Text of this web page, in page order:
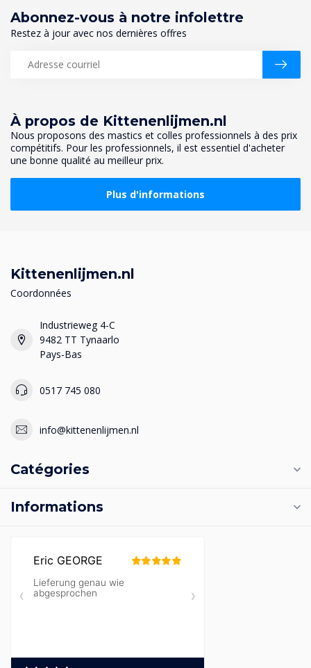
À propos de Kittenenlijmen.nl
Nous proposons des mastics et colles professionnels à des prix
compétitifs. Pour les professionnels, il est essentiel d'acheter
une bonne qualité au meilleur prix.
Plus d'informations
Abonnez-vous à notre infolettre
Restez à jour avec nos dernières offres
Kittenenlijmen.nl
Coordonnées
Industrieweg 4-C
9482 TT Tynaarlo
Pays-Bas
0517 745 080
info@kittenenlijmen.nl
Catégories
Informations